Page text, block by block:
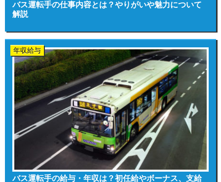
バス運転手の仕事内容とは？やりがいや魅力について
解説
年収給与
バス運転手の給与・年収は？初任給やボーナス、支給